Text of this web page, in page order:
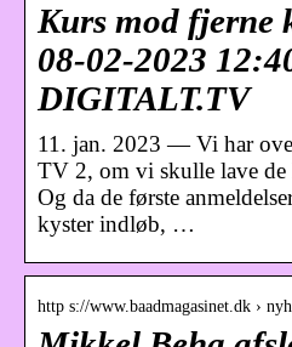
Kurs mod fjerne
08-02-2023
DIGITALT.TV
11. jan. 2023 — Vi har
TV 2, om vi skulle lave
Og da de første
kyster indløb, …
http s://www.baadmagasinet.dk ›